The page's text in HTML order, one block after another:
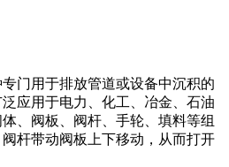
门用于排放管道或设备中沉积的
应用于电力、化工、冶金、石油
、阀板、阀杆、手轮、填料等组
杆带动阀板上下移动，从而打开